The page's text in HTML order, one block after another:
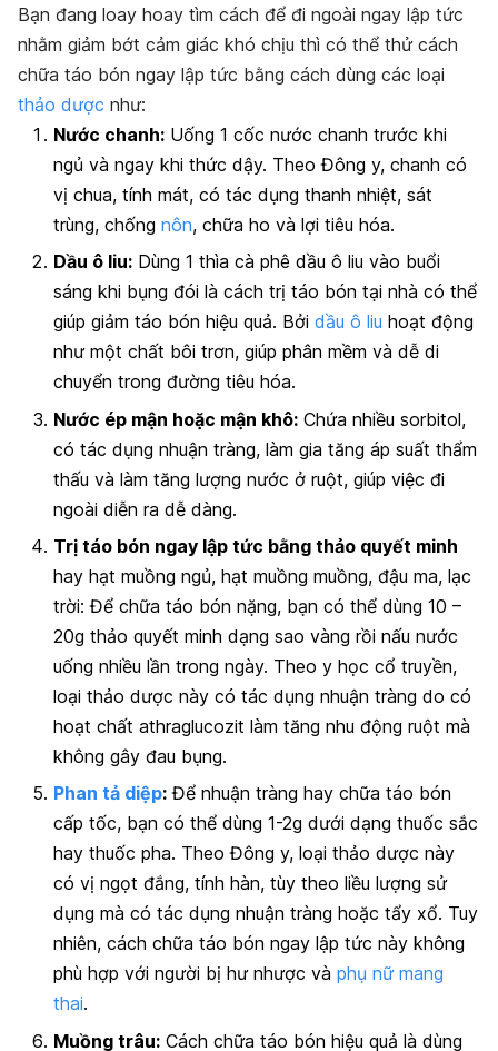
Bạn đang loay hoay tìm cách để đi ngoài ngay lập tức
nhằm giảm bớt cảm giác khó chịu thì có thể thử cách
chữa táo bón ngay lập tức bằng cách dùng các loại
thảo dược như:
Nước chanh: Uống 1 cốc nước chanh trước khi
ngủ và ngay khi thức dậy. Theo Đông y, chanh có
vị chua, tính mát, có tác dụng thanh nhiệt, sát
trùng, chống nôn, chữa ho và lợi tiêu hóa.
Dầu ô liu: Dùng 1 thìa cà phê dầu ô liu vào buổi
sáng khi bụng đói là cách trị táo bón tại nhà có thể
giúp giảm táo bón hiệu quả. Bởi dầu ô liu hoạt động
như một chất bôi trơn, giúp phân mềm và dễ di
chuyển trong đường tiêu hóa.
Nước ép mận hoặc mận khô: Chứa nhiều sorbitol,
có tác dụng nhuận tràng, làm gia tăng áp suất thẩm
thấu và làm tăng lượng nước ở ruột, giúp việc đi
ngoài diễn ra dễ dàng.
Trị táo bón ngay lập tức bằng thảo quyết minh
hay hạt muồng ngủ, hạt muồng muồng, đậu ma, lạc
trời: Để chữa táo bón nặng, bạn có thể dùng 10 –
20g thảo quyết minh dạng sao vàng rồi nấu nước
uống nhiều lần trong ngày. Theo y học cổ truyền,
loại thảo dược này có tác dụng nhuận tràng do có
hoạt chất athraglucozit làm tăng nhu động ruột mà
không gây đau bụng.
Phan tả diệp: Để nhuận tràng hay chữa táo bón
cấp tốc, bạn có thể dùng 1-2g dưới dạng thuốc sắc
hay thuốc pha. Theo Đông y, loại thảo dược này
có vị ngọt đắng, tính hàn, tùy theo liều lượng sử
dụng mà có tác dụng nhuận tràng hoặc tẩy xổ. Tuy
nhiên, cách chữa táo bón ngay lập tức này không
phù hợp với người bị hư nhược và phụ nữ mang
thai.
Muồng trâu: Cách chữa táo bón hiệu quả là dùng